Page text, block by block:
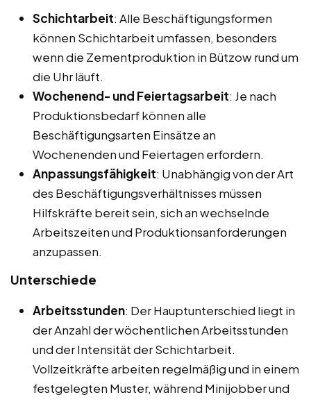
Schichtarbeit: Alle Beschäftigungsformen
können Schichtarbeit umfassen, besonders
wenn die Zementproduktion in Bützow rund um
die Uhr läuft.
Wochenend- und Feiertagsarbeit: Je nach
Produktionsbedarf können alle
Beschäftigungsarten Einsätze an
Wochenenden und Feiertagen erfordern.
Anpassungsfähigkeit: Unabhängig von der Art
des Beschäftigungsverhältnisses müssen
Hilfskräfte bereit sein, sich an wechselnde
Arbeitszeiten und Produktionsanforderungen
anzupassen.
Unterschiede
Arbeitsstunden: Der Hauptunterschied liegt in
der Anzahl der wöchentlichen Arbeitsstunden
und der Intensität der Schichtarbeit.
Vollzeitkräfte arbeiten regelmäßig und in einem
festgelegten Muster, während Minijobber und